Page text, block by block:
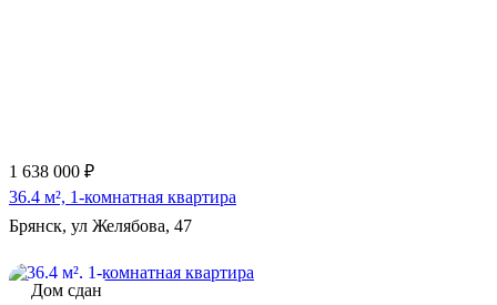
1 638 000 ₽
36.4 м², 1-комнатная квартира
Брянск, ул Желябова, 47
Дом сдан